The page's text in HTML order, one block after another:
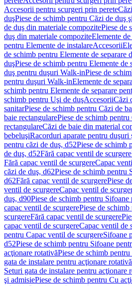
Accesorii pentru scurgeri prin perete
duşPiese de schimb pentru Căzi de duş
de duş din materiale compozitePiese de
duş din materiale compoziteElemente
pentru Elemente de instalareAccesorii
de schimb pentru Elemente de separare
duşPiese de schimb pentru Elemente de
duş pentru duşuri Walk-inPiese de
pentru duşuri Walk-inElemente de
schimb pentru Elemente de separare
schimb pentru Uşi de duşAccesoriiCăzi
sanitarPiese de schimb pentru Căzi de
baie rectangularePiese de schimb
rectangulareCăzi de baie din material
bebeluşiRacorduri aparate pentru duşuri
pentru căzi de duş, d52Piese de schimb
de duş, d52Fără capac ventil de scurgere
Fără capac ventil de scurgereCapac
căzi de duş, d62Piese de schimb pentru
d62Fără capac ventil de scurgerePiese
ventil de scurgereCapac ventil de
duş, d90Piese de schimb pentru
capac ventil de scurgerePiese de
scurgereFără capac ventil de scurgere
capac ventil de scurgereCapac ventil de
pentru Capac ventil de scurgereSifoane
d52Piese de schimb pentru Sifoane
acţionare rotativăPiese de schimb
gata de instalare pentru acţionare rotativă
Seturi gata de instalare pentru acţionare
şi admisiePiese de schimb pentru Cu